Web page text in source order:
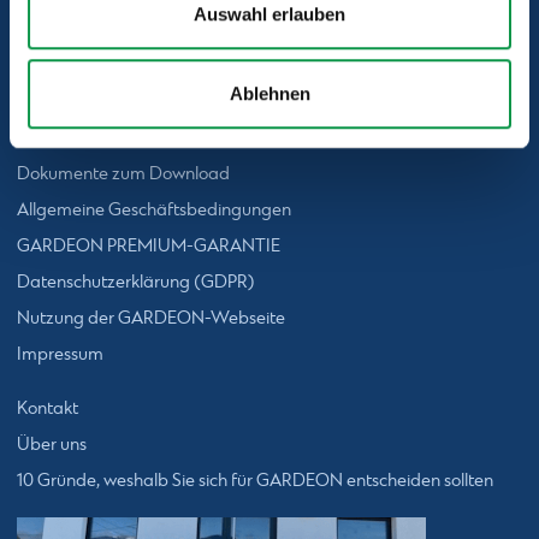
Auswahl erlauben
Ablehnen
Sie kennen uns aus diesen Medien
Dokumente zum Download
Allgemeine Geschäftsbedingungen
GARDEON PREMIUM-GARANTIE
Datenschutzerklärung (GDPR)
Nutzung der GARDEON-Webseite
Impressum
Kontakt
Über uns
10 Gründe, weshalb Sie sich für GARDEON entscheiden sollten